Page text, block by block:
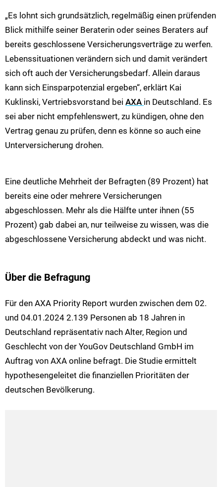
„Es lohnt sich grundsätzlich, regelmäßig einen prüfenden
Blick mithilfe seiner Beraterin oder seines Beraters auf
bereits geschlossene Versicherungsverträge zu werfen.
Lebenssituationen verändern sich und damit verändert
sich oft auch der Versicherungsbedarf. Allein daraus
kann sich Einsparpotenzial ergeben“, erklärt Kai
Kuklinski, Vertriebsvorstand bei AXA in Deutschland. Es
sei aber nicht empfehlenswert, zu kündigen, ohne den
Vertrag genau zu prüfen, denn es könne so auch eine
Unterversicherung drohen.
Eine deutliche Mehrheit der Befragten (89 Prozent) hat
bereits eine oder mehrere Versicherungen
abgeschlossen. Mehr als die Hälfte unter ihnen (55
Prozent) gab dabei an, nur teilweise zu wissen, was die
abgeschlossene Versicherung abdeckt und was nicht.
Über die Befragung
Für den AXA Priority Report wurden zwischen dem 02.
und 04.01.2024 2.139 Personen ab 18 Jahren in
Deutschland repräsentativ nach Alter, Region und
Geschlecht von der YouGov Deutschland GmbH im
Auftrag von AXA online befragt. Die Studie ermittelt
hypothesengeleitet die finanziellen Prioritäten der
deutschen Bevölkerung.